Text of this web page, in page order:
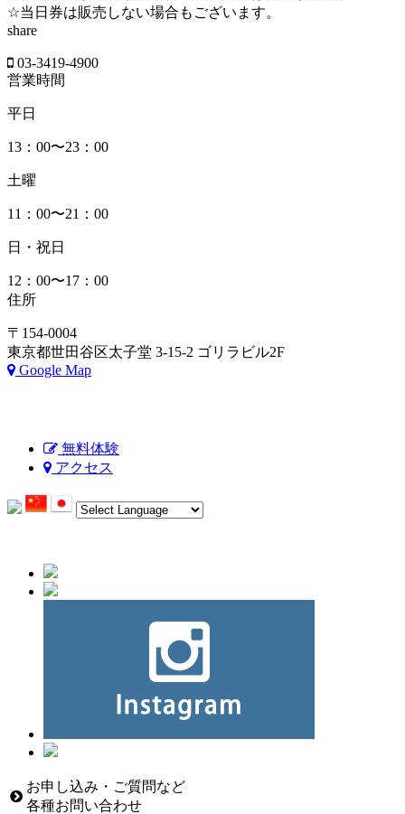
☆当日券は販売しない場合もございます。
share
03-3419-4900
営業時間
平日
13：00〜23：00
土曜
11：00〜21：00
日・祝日
12：00〜17：00
住所
〒154-0004
東京都世田谷区太子堂 3-15-2 ゴリラビル2F
Google Map
無料体験
アクセス
お申し込み・ご質問など
各種お問い合わせ